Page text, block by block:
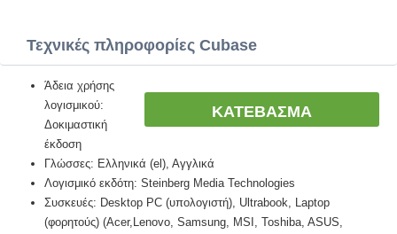
Τεχνικές πληροφορίες Cubase
ΚΑΤΕΒΑΣΜΑ
Άδεια χρήσης
λογισμικού:
Δοκιμαστική
έκδοση
Γλώσσες: Ελληνικά (el), Αγγλικά
Λογισμικό εκδότη: Steinberg Media Technologies
Συσκευές: Desktop PC (υπολογιστή), Ultrabook, Laptop
(φορητούς) (Acer,Lenovo, Samsung, MSI, Toshiba, ASUS,